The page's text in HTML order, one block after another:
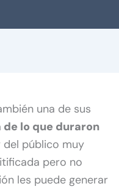
una de sus
lo que duraron
del público muy
pero no
les puede generar